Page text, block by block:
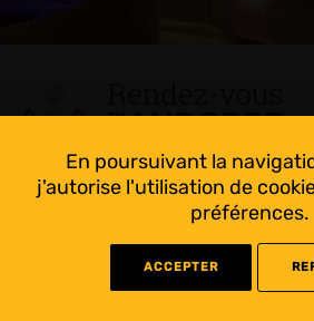
En poursuivant la
j'autorise l'utilisation de
préférences.
ACCEPTER
Tout suivre sur
Facebook